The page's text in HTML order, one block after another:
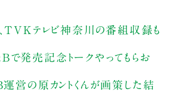
ら、TVKテレビ神奈川の番組収録も
で発売記念トークやってもらお
運営の原カントくんが画策した結